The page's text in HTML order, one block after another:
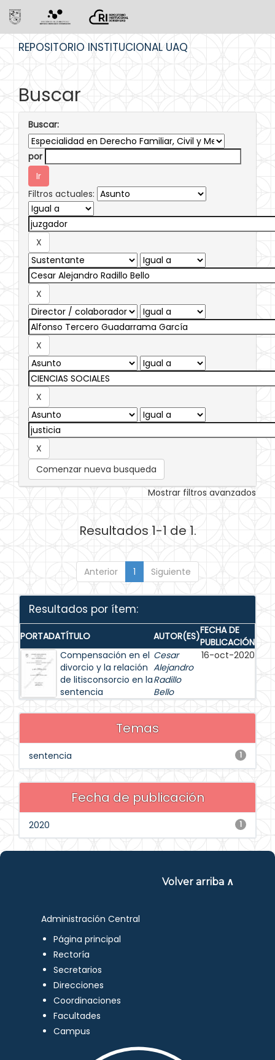
REPOSITORIO INSTITUCIONAL UAQ
Buscar
Buscar:
por
Filtros actuales:
Comenzar nueva busqueda
Mostrar filtros avanzados
Resultados 1-1 de 1.
Anterior 1 Siguiente
Resultados por ítem:
PORTADATÍTULO AUTOR(ES)FECHA DE
PUBLICACIÓN
Compensación en el
divorcio y la relación
de litisconsorcio en la
sentencia
Cesar
Alejandro
Radillo
Bello
16-oct-2020
Temas
1
sentencia
Fecha de publicación
1
2020
Volver arriba ∧
Administración Central
Página principal
Rectoría
Secretarios
Direcciones
Coordinaciones
Facultades
Campus